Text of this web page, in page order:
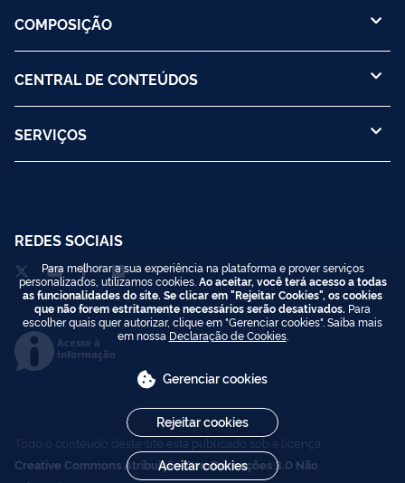
COMPOSIÇÃO
CENTRAL DE CONTEÚDOS
SERVIÇOS
REDES SOCIAIS
Acesso à
Informação
Todo o conteúdo deste site está publicado sob a licença
Creative Commons Atribuição-SemDerivações 3.0 Não
Para melhorar a sua experiência na plataforma e prover serviços
personalizados, utilizamos cookies. Ao aceitar, você terá acesso a todas
as funcionalidades do site. Se clicar em "Rejeitar Cookies", os cookies
que não forem estritamente necessários serão desativados. Para
escolher quais quer autorizar, clique em "Gerenciar cookies". Saiba mais
em nossa Declaração de Cookies.
Gerenciar cookies
Rejeitar cookies
Aceitar cookies